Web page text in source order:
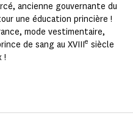
ancienne gouvernante du
une éducation princière !
mode vestimentaire,
de sang au XVIIIe siècle
!